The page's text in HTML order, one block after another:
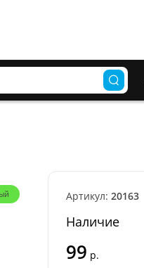
Артикул: 20163
Наличие
99 р.